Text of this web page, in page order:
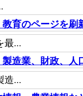
育のページを刷
最...
造業、財政、人
造...